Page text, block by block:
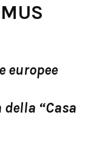
europee
“Casa